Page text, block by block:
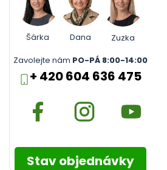
Šárka Dana
Zuzka
Zavolejte nám PO-PÁ 8:00-14:00
+ 420 604 636 475
Stav objednávky